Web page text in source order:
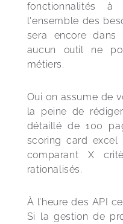
fonctionnalités à
l'ensemble des
sera encore
aucun outil ne
métiers.
Oui on assume de
la peine de
détaillé de 100
scoring card
comparant X
rationalisés.
À l’heure des API
Si la gestion de